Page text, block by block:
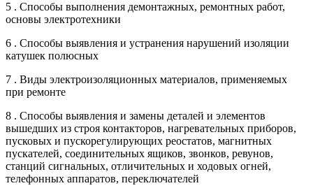
5 . Способы выполнения демонтажных, ремонтных работ,
основы электротехники
6 . Способы выявления и устранения нарушений изоляции
катушек полюсных
7 . Виды электроизоляционных материалов, применяемых
при ремонте
8 . Способы выявления и замены деталей и элементов
вышедших из строя контакторов, нагревательных приборов,
пусковых и пускорегулирующих реостатов, магнитных
пускателей, соединительных ящиков, звонков, ревунов,
станций сигнальных, отличительных и ходовых огней,
телефонных аппаратов, переключателей